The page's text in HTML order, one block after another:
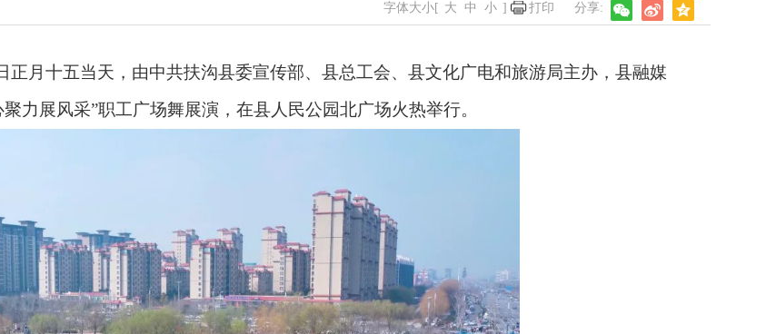
字体大小[ 大 中 小 ] 打印
月十五当天，由中共扶沟县委宣传部、县总工会、县文化广电和旅游局主办，县融媒
力展风采”职工广场舞展演，在县人民公园北广场火热举行。